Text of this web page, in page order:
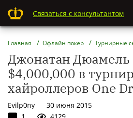
Связаться с консультантом
Главная Офлайн покер Турнирные
Джонатан Дюамель
$4,000,000 в
хайроллеров One
Evilp0ny
30 июня 2015